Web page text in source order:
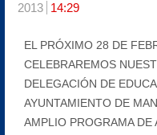
2013
14:29
EL PRÓXIMO 28 DE
CELEBRAREMOS
DELEGACIÓN DE
AYUNTAMIENTO DE
AMPLIO PROGRAMA DE